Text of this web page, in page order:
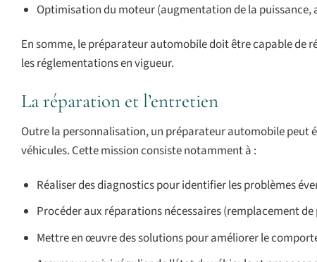
Optimisation du moteur (augmentation de la puissance,
En somme, le préparateur automobile doit être capable de
les réglementations en vigueur.
La réparation et l’entretien
Outre la personnalisation, un préparateur automobile peut
véhicules. Cette mission consiste notamment à :
Réaliser des diagnostics pour identifier les problèmes
Procéder aux réparations nécessaires (remplacement de
Mettre en œuvre des solutions pour améliorer le